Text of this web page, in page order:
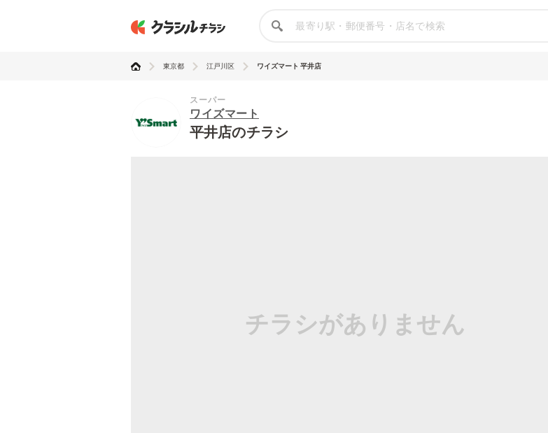
東京都 江戸川区 ワイズマート 平井店
スーパー
ワイズマート
平井店のチラシ
チラシがありません